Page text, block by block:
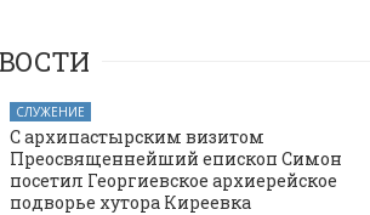
СЛУЖЕНИЕ
С архипастырским визитом
Преосвященнейший епископ Симон
посетил Георгиевское архиерейское
подворье хутора Киреевка